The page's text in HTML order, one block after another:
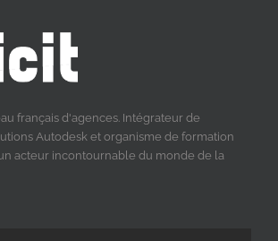
français d'agences. Intégrateur de
Autodesk et organisme de formation
acteur incontournable du monde de la